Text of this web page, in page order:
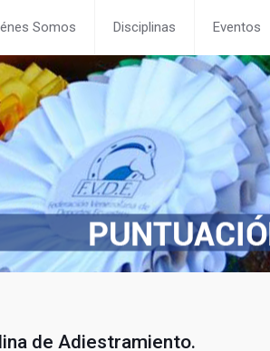
Somos Disciplinas Eventos
de Adiestramiento.